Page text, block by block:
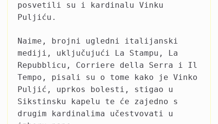
posvetili su i kardinalu Vinku
Puljiću.
Naime, brojni ugledni italijanski
mediji, uključujući La Stampu, La
Repubblicu, Corriere della Serra i Il
Tempo, pisali su o tome kako je Vinko
Puljić, uprkos bolesti, stigao u
Sikstinsku kapelu te će zajedno s
drugim kardinalima učestvovati u